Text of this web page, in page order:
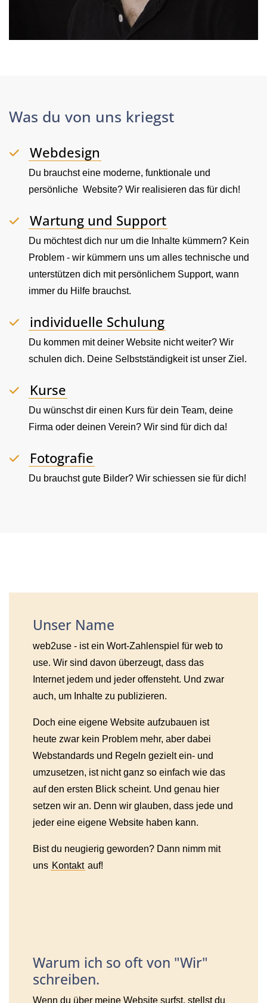
Was du von uns kriegst
Webdesign
Du brauchst eine moderne, funktionale und
persönliche Website? Wir realisieren das für dich!
Wartung und Support
Du möchtest dich nur um die Inhalte kümmern? Kein
Problem - wir kümmern uns um alles technische und
unterstützen dich mit persönlichem Support, wann
immer du Hilfe brauchst.
individuelle Schulung
Du kommen mit deiner Website nicht weiter? Wir
schulen dich. Deine Selbstständigkeit ist unser Ziel.
Kurse
Du wünschst dir einen Kurs für dein Team, deine
Firma oder deinen Verein? Wir sind für dich da!
Fotografie
Du brauchst gute Bilder? Wir schiessen sie für dich!
Unser Name
web2use - ist ein Wort-Zahlenspiel für web to
use. Wir sind davon überzeugt, dass das
Internet jedem und jeder offensteht. Und zwar
auch, um Inhalte zu publizieren.
Doch eine eigene Website aufzubauen ist
heute zwar kein Problem mehr, aber dabei
Webstandards und Regeln gezielt ein- und
umzusetzen, ist nicht ganz so einfach wie das
auf den ersten Blick scheint. Und genau hier
setzen wir an. Denn wir glauben, dass jede und
jeder eine eigene Website haben kann.
Bist du neugierig geworden? Dann nimm mit
uns Kontakt auf!
Warum ich so oft von "Wir"
schreiben.
Wenn du über meine Website surfst, stellst du